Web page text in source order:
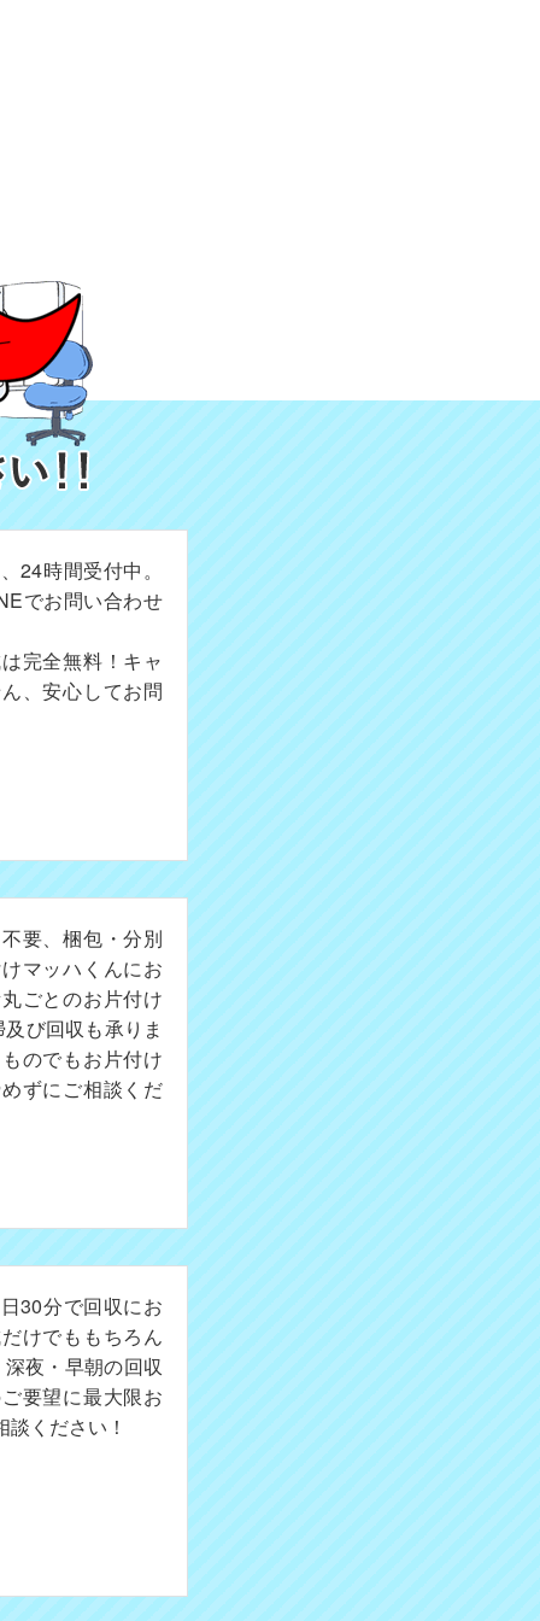
24時間受付中。
でお問い合わせ
完全無料！キャ
、安心してお問
要、梱包・分別
マッハくんにお
ごとのお片付け
び回収も承りま
のでもお片付け
ずにご相談くだ
30分で回収にお
けでももちろん
夜・早朝の回収
要望に最大限お
ください！